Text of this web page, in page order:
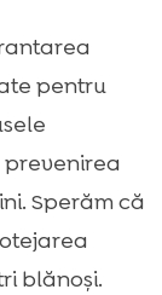
pentru
Sperăm că
blănoși.